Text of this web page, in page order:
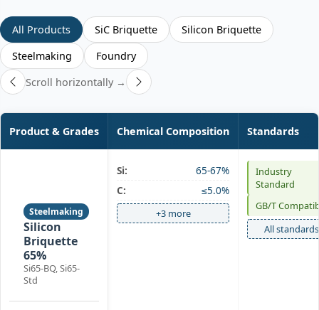
All Products SiC Briquette
Silicon Briquette
Steelmaking
Foundry
Scroll horizontally →
Product & Grades Chemical Composition Standards
Steelmaking
Silicon
Briquette
65%
Si65-BQ, Si65-
Std
Si:
65-67%
C:
≤5.0%
+3 more
Industry
Standard
GB/T
All standards